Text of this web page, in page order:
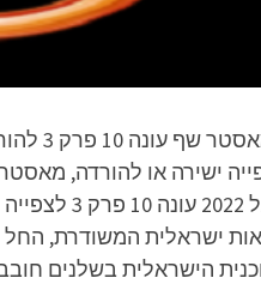
התוכנית הישראלית